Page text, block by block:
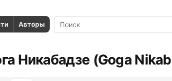
Авторы
Никабадзе (Goga